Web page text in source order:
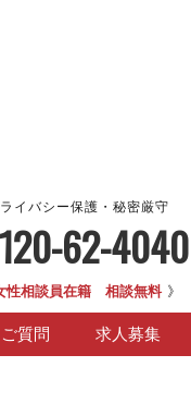
イバシー保護・秘密厳守
62-4040
性相談員在籍 相談無料 》
質問 求人募集